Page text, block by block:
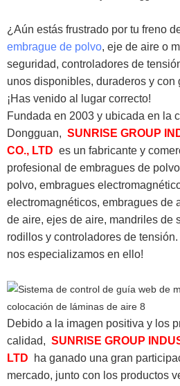
¿Aún estás frustrado por tu freno
embrague de polvo, eje de aire o
seguridad, controladores de
unos disponibles, duraderos y con
¡Has venido al lugar correcto!
Fundada en 2003 y ubicada en la
Dongguan, SUNRISE GROUP
CO., LTD es un fabricante y
profesional de embragues de
polvo, embragues
electromagnéticos, embragues de
de aire, ejes de aire, mandriles de
rodillos y controladores de tensión.
nos especializamos en ello!
Debido a la imagen positiva y los
calidad, SUNRISE GROUP
LTD
ha ganado una gran
mercado, junto con los productos